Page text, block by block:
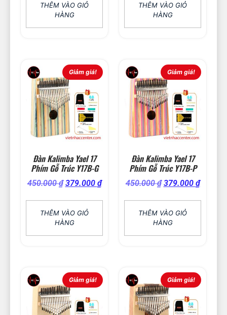
THÊM VÀO GIỎ
HÀNG
THÊM VÀO GIỎ
HÀNG
Giảm giá!
Đàn Kalimba Yael 17
Phím Gỗ Trúc Y17B-G
450.000₫ 379.000 ₫
THÊM VÀO GIỎ
HÀNG
Giảm giá!
Đàn Kalimba Yael 17
Phím Gỗ Trúc Y17B-P
450.000₫ 379.000 ₫
THÊM VÀO GIỎ
HÀNG
Giảm giá! Giảm giá!